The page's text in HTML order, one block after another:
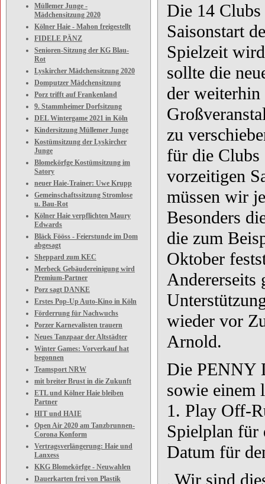
Müllemer Junge -
Mädchensitzung 2020
Kölner Haie - Mahon freigestellt
FIDELE PÄNZ
Senioren-Sitzung der KG Blau-
Rot
Lyskircher Mädchensitzung 2020
Domputzer Mädchensitzung
Porz trifft auf Frankenland
9. Stammheimer Dorfsitzung
DEL Wintergame 2021 in Köln
Kindersitzung Müllemer Junge
Kostümsitzung der Lyskircher
Junge
Blomekörfge Kostümsitzung im
Satory
neuer Haie-Trainer: Uwe Krupp
Gemeinschaftssitzung Stromlose
u. Bau-Rot
Kölner Haie verpflichten Maury
Edwards
Bläck Fööss - Feierstunde im Dom
abgesagt
Sheppard zum KEC
Merbeck Gebäudereinigung wird
Premium-Partner
Porz sagt DANKE
Erstes Pop-Up Auto-Kino in Köln
Förderrung für Nachwuchs
Porzer Karnevalisten trauern
Neues Tanzpaar der Altstädter
Winter Games: Vorverkauf hat
begonnen
Teamsport NRW
mit breiter Brust in die Zukunft
ETL und Kölner Haie bleiben
Partner
HIT und HAIE
Open Air 2020 am Tanzbrunnen-
Corona Konform
Vertragsverlängerung: Haie und
Lanxess
KKG Blomekörfge - Neuwahlen
Dauerkarten frei von Plastik
Die 14 Clubs
Saisonstart
Spielzeit
sollte die
der weiterhin
zu
für die Clubs
vorzeitigen
müssen wir
Besonders
die zum
Oktober
wieder vor
Arnold.
Die PENNY
sowie einem
1. Play Off-
Spielplan für
Datum für
„Wir sind